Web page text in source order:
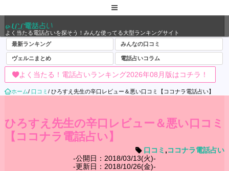
ALL電話占い
よく当たる電話占いを探そう！みんな使ってる大型ランキングサイト
最新ランキング
みんなの口コミ
ヴェルニまとめ 電話占いコラム
よく当たる！電話占いランキング2026年08月版はコチラ！
ホーム/ 口コミ / ひろすえ先生の辛口レビュー＆悪い口コミ【ココナラ電話占い】
ひろすえ先生の辛口レビュー＆悪い口コミ
【ココナラ電話占い】
口コミ ,ココナラ電話占い
公開日：2018/03/13(火)
更新日：2018/10/26(金)